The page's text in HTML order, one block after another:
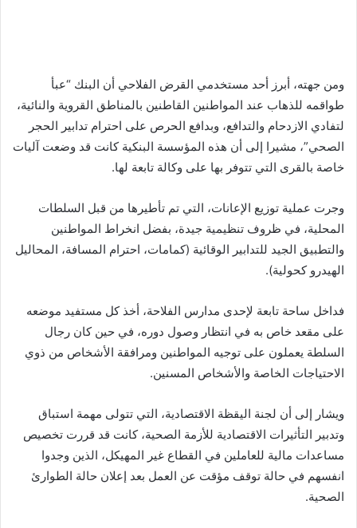
ومن جهته، أبرز أحد مستخدمي القرض الفلاحي أن البنك “عبأ
طواقمه للذهاب عند المواطنين القاطنين بالمناطق القروية والنائية،
لتفادي الازدحام والتدافع، وبدافع الحرص على احترام تدابير الحجر
الصحي”، مشيرا إلى أن هذه المؤسسة البنكية كانت قد وضعت آليات
خاصة بالقرى التي تتوفر بها على وكالة تابعة لها.
وجرت عملية توزيع الإعانات، التي تم تأطيرها من قبل السلطات
المحلية، في ظروف تنظيمية جيدة، بفضل انخراط المواطنين
والتطبيق الجيد للتدابير الوقائية (كمامات، احترام المسافة، المحاليل
الهيدرو كحولية).
فداخل ساحة تابعة لإحدى مدارس الفلاحة، أخذ كل مستفيد موضعه
على مقعد خاص به في انتظار وصول دوره، في حين كان رجال
السلطة يعملون على توجيه المواطنين ومرافقة الأشخاص من ذوي
الاحتياجات الخاصة والأشخاص المسنين.
ويشار إلى أن لجنة اليقظة الاقتصادية، التي تتولى مهمة استباق
وتدبير التأثيرات الاقتصادية للأزمة الصحية، كانت قد قررت تخصيص
مساعدات مالية للعاملين في القطاع غير المهيكل، الذين وجدوا
انفسهم في حالة توقف مؤقت عن العمل بعد إعلان حالة الطوارئ
الصحية.